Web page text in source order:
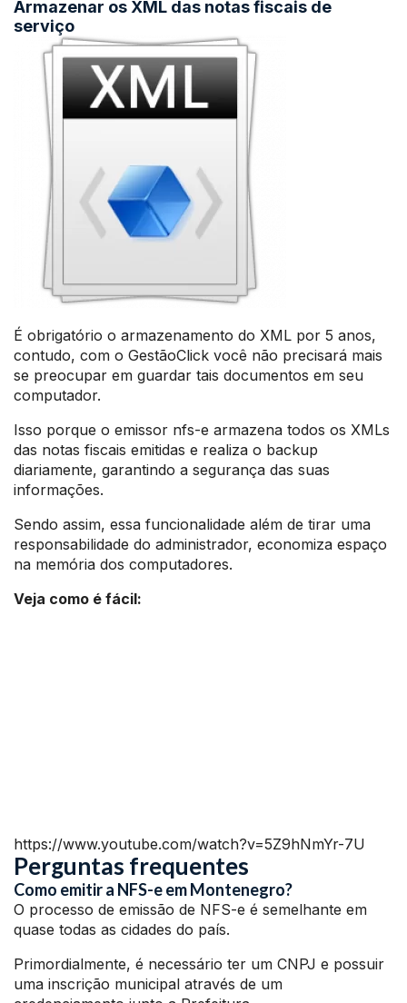
Armazenar os XML das notas fiscais de
serviço
É obrigatório o armazenamento do XML por 5 anos,
contudo, com o GestãoClick você não precisará mais
se preocupar em guardar tais documentos em seu
computador.
Isso porque o emissor nfs-e armazena todos os XMLs
das notas fiscais emitidas e realiza o backup
diariamente, garantindo a segurança das suas
informações.
Sendo assim, essa funcionalidade além de tirar uma
responsabilidade do administrador, economiza espaço
na memória dos computadores.
Veja como é fácil:
https://www.youtube.com/watch?v=5Z9hNmYr-7U
Perguntas frequentes
Como emitir a NFS-e em Montenegro?
O processo de emissão de NFS-e é semelhante em
quase todas as cidades do país.
Primordialmente, é necessário ter um CNPJ e possuir
uma inscrição municipal através de um